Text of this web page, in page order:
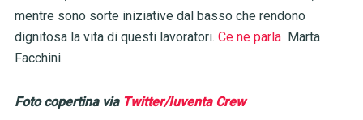
mentre sono sorte iniziative dal basso che rendono
dignitosa la vita di questi lavoratori. Ce ne parlaMarta
Facchini.
Foto copertina via Twitter/Iuventa Crew